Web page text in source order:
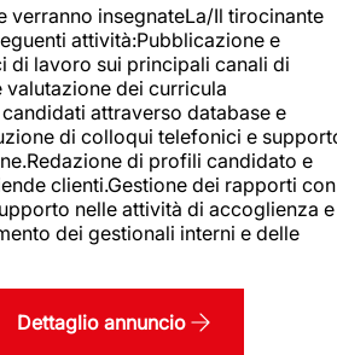
verranno insegnateLa/Il tirocinante
attività:Pubblicazione e
di lavoro sui principali canali di
valutazione dei curricula
attraverso database e
di colloqui telefonici e
di profili candidato e
clienti.Gestione dei rapporti con
nelle attività di accoglienza e
dei gestionali interni e delle
Dettaglio annuncio